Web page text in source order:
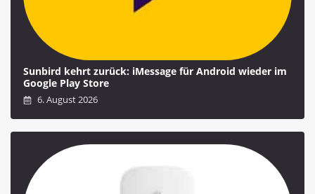
Sunbird kehrt zurück: iMessage für Android wieder im
Google Play Store
6. August 2026